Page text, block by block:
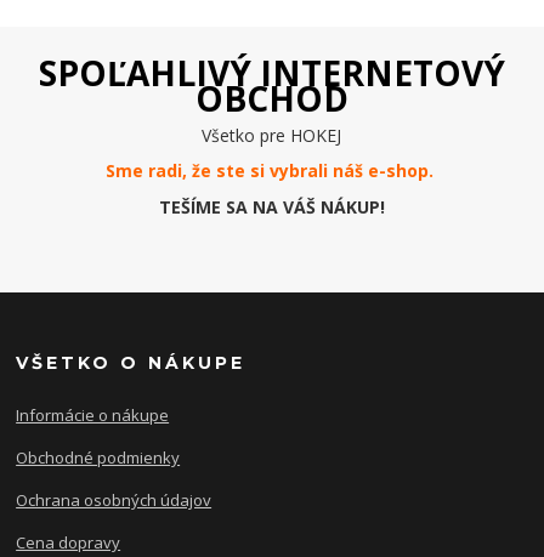
SPOĽAHLIVÝ INTERNETOVÝ
OBCHOD
Všetko pre HOKEJ
Sme radi, že ste si vybrali náš e-shop.
TEŠÍME SA NA VÁŠ NÁKUP!
VŠETKO O NÁKUPE
Informácie o nákupe
Obchodné podmienky
Ochrana osobných údajov
Cena dopravy